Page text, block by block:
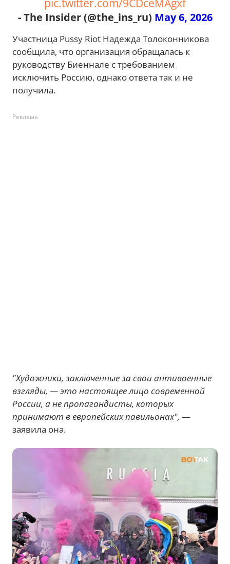
- The Insider (@the_ins_ru) May 6, 2026
Участница Pussy Riot Надежда Толоконникова
сообщила, что организация обращалась к
руководству Биеннале с требованием
исключить Россию, однако ответа так и не
получила.
Реклама
"Художники, заключенные за свои антивоенные
взгляды, — это настоящее лицо современной
России, а не пропагандисты, которых
принимают в европейских павильонах", —
заявила она.